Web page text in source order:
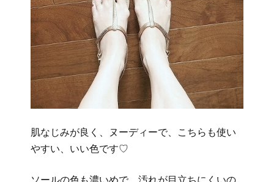
肌なじみが良く、ヌーディーで、こちらも使い
やすい、いい色です♡